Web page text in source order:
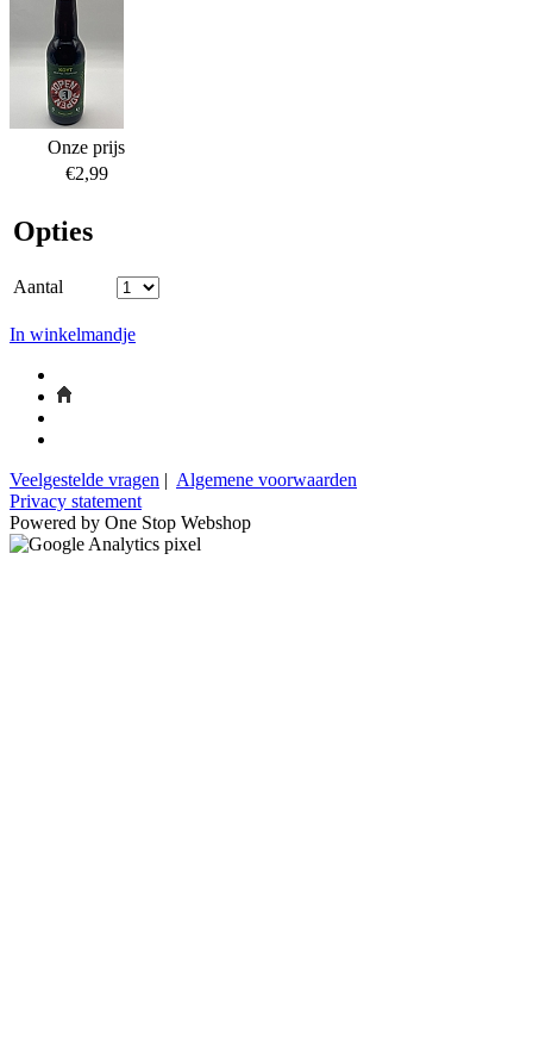
Onze prijs
€2,99
Opties
Aantal
In winkelmandje
Veelgestelde vragen | Algemene voorwaarden
Privacy statement
Powered by One Stop Webshop